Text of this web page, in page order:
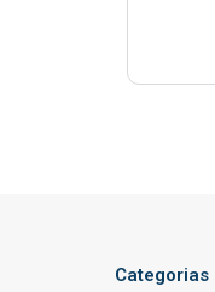
Categorias